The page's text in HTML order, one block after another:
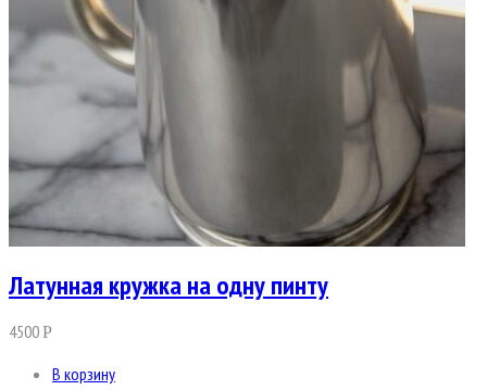
Латунная кружка на одну пинту
4500Р
В корзину